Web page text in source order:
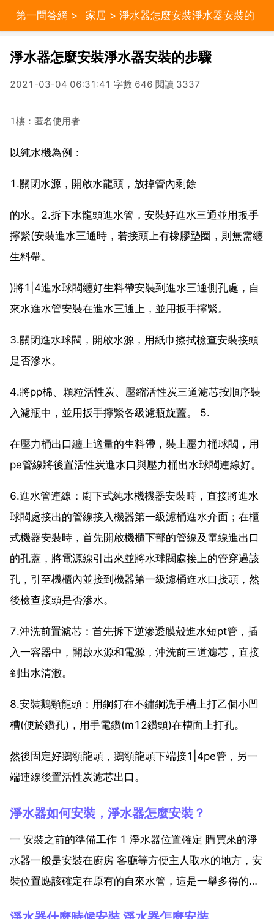
第一問答網 > 家居 > 淨水器怎麼安裝淨水器安裝的
淨水器怎麼安裝淨水器安裝的步驟
2021-03-04 06:31:41 字數 646 閱讀 3337
1樓：匿名使用者
以純水機為例：
1.關閉水源，開啟水龍頭，放掉管內剩餘
的水。2.拆下水龍頭進水管，安裝好進水三通並用扳手
擰緊(安裝進水三通時，若接頭上有橡膠墊圈，則無需纏
生料帶。
)將1|4進水球閥纏好生料帶安裝到進水三通側孔處，自
來水進水管安裝在進水三通上，並用扳手擰緊。
3.關閉進水球閥，開啟水源，用紙巾擦拭檢查安裝接頭
是否滲水。
4.將pp棉、顆粒活性炭、壓縮活性炭三道濾芯按順序裝
入濾瓶中，並用扳手擰緊各級濾瓶旋蓋。 5.
在壓力桶出口纏上適量的生料帶，裝上壓力桶球閥，用
pe管線將後置活性炭進水口與壓力桶出水球閥連線好。
6.進水管連線：廚下式純水機機器安裝時，直接將進水
球閥處接出的管線接入機器第一級濾桶進水介面；在櫃
式機器安裝時，首先開啟機櫃下部的管線及電線進出口
的孔蓋，將電源線引出來並將水球閥處接上的管穿過該
孔，引至機櫃內並接到機器第一級濾桶進水口接頭，然
後檢查接頭是否滲水。
7.沖洗前置濾芯：首先拆下逆滲透膜殼進水短pt管，插
入一容器中，開啟水源和電源，沖洗前三道濾芯，直接
到出水清澈。
8.安裝鵝頸龍頭：用鋼釘在不鏽鋼洗手槽上打乙個小凹
槽(便於鑽孔)，用手電鑽(m12鑽頭)在槽面上打孔。
然後固定好鵝頸龍頭，鵝頸龍頭下端接1|4pe管，另一
端連線後置活性炭濾芯出口。
淨水器如何安裝，淨水器怎麼安裝？
一 安裝之前的準備工作 1 淨水器位置確定 購買來的淨
水器一般是安裝在廚房 客廳等方便主人取水的地方，安
裝位置應該確定在原有的自來水管，這是一舉多得的處